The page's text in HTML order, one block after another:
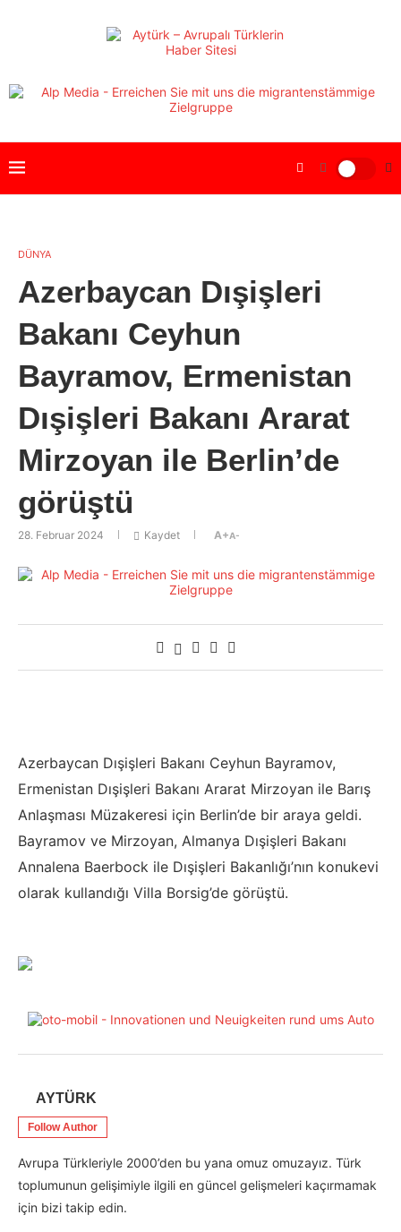
DÜNYA
Azerbaycan Dışişleri
Bakanı Ceyhun
Bayramov, Ermenistan
Dışişleri Bakanı Ararat
Mirzoyan ile Berlin’de
görüştü
28. Februar 2024 Kaydet A+A-
Azerbaycan Dışişleri Bakanı Ceyhun Bayramov,
Ermenistan Dışişleri Bakanı Ararat Mirzoyan ile Barış
Anlaşması Müzakeresi için Berlin’de bir araya geldi.
Bayramov ve Mirzoyan, Almanya Dışişleri Bakanı
Annalena Baerbock ile Dışişleri Bakanlığı’nın konukevi
olarak kullandığı Villa Borsig’de görüştü.
AYTÜRK
Follow Author
Avrupa Türkleriyle 2000’den bu yana omuz omuzayız. Türk
toplumunun gelişimiyle ilgili en güncel gelişmeleri kaçırmamak
için bizi takip edin.